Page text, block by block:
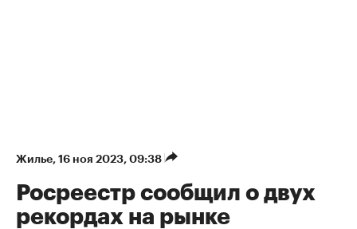
Жилье⁠, 16 ноя 2023, 09:38
Росреестр сообщил о двух
рекордах на рынке